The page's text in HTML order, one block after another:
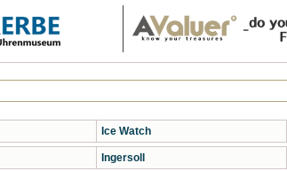
Ice Watch
Ingersoll